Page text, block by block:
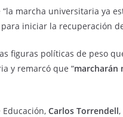
marcha universitaria ya
iniciar la recuperación
figuras políticas de peso
y remarcó que “marcharán
Carlos Torrendell,